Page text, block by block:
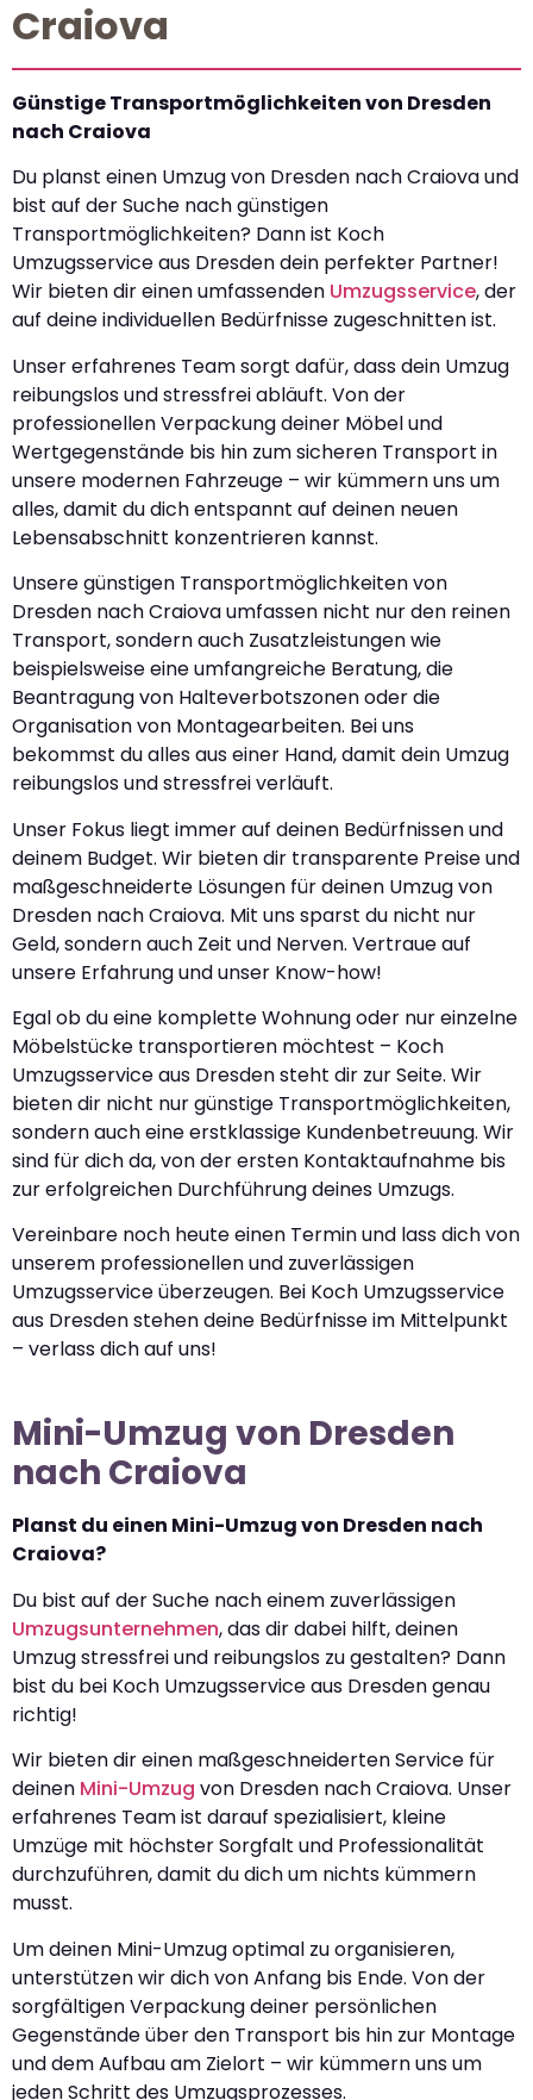
Craiova
Günstige Transportmöglichkeiten von Dresden
nach Craiova
Du planst einen Umzug von Dresden nach Craiova und
bist auf der Suche nach günstigen
Transportmöglichkeiten? Dann ist Koch
Umzugsservice aus Dresden dein perfekter Partner!
Wir bieten dir einen umfassenden Umzugsservice, der
auf deine individuellen Bedürfnisse zugeschnitten ist.
Unser erfahrenes Team sorgt dafür, dass dein Umzug
reibungslos und stressfrei abläuft. Von der
professionellen Verpackung deiner Möbel und
Wertgegenstände bis hin zum sicheren Transport in
unsere modernen Fahrzeuge – wir kümmern uns um
alles, damit du dich entspannt auf deinen neuen
Lebensabschnitt konzentrieren kannst.
Unsere günstigen Transportmöglichkeiten von
Dresden nach Craiova umfassen nicht nur den reinen
Transport, sondern auch Zusatzleistungen wie
beispielsweise eine umfangreiche Beratung, die
Beantragung von Halteverbotszonen oder die
Organisation von Montagearbeiten. Bei uns
bekommst du alles aus einer Hand, damit dein Umzug
reibungslos und stressfrei verläuft.
Unser Fokus liegt immer auf deinen Bedürfnissen und
deinem Budget. Wir bieten dir transparente Preise und
maßgeschneiderte Lösungen für deinen Umzug von
Dresden nach Craiova. Mit uns sparst du nicht nur
Geld, sondern auch Zeit und Nerven. Vertraue auf
unsere Erfahrung und unser Know-how!
Egal ob du eine komplette Wohnung oder nur einzelne
Möbelstücke transportieren möchtest – Koch
Umzugsservice aus Dresden steht dir zur Seite. Wir
bieten dir nicht nur günstige Transportmöglichkeiten,
sondern auch eine erstklassige Kundenbetreuung. Wir
sind für dich da, von der ersten Kontaktaufnahme bis
zur erfolgreichen Durchführung deines Umzugs.
Vereinbare noch heute einen Termin und lass dich von
unserem professionellen und zuverlässigen
Umzugsservice überzeugen. Bei Koch Umzugsservice
aus Dresden stehen deine Bedürfnisse im Mittelpunkt
– verlass dich auf uns!
Mini-Umzug von Dresden
nach Craiova
Planst du einen Mini-Umzug von Dresden nach
Craiova?
Du bist auf der Suche nach einem zuverlässigen
Umzugsunternehmen, das dir dabei hilft, deinen
Umzug stressfrei und reibungslos zu gestalten? Dann
bist du bei Koch Umzugsservice aus Dresden genau
richtig!
Wir bieten dir einen maßgeschneiderten Service für
deinen Mini-Umzug von Dresden nach Craiova. Unser
erfahrenes Team ist darauf spezialisiert, kleine
Umzüge mit höchster Sorgfalt und Professionalität
durchzuführen, damit du dich um nichts kümmern
musst.
Um deinen Mini-Umzug optimal zu organisieren,
unterstützen wir dich von Anfang bis Ende. Von der
sorgfältigen Verpackung deiner persönlichen
Gegenstände über den Transport bis hin zur Montage
und dem Aufbau am Zielort – wir kümmern uns um
jeden Schritt des Umzugsprozesses.